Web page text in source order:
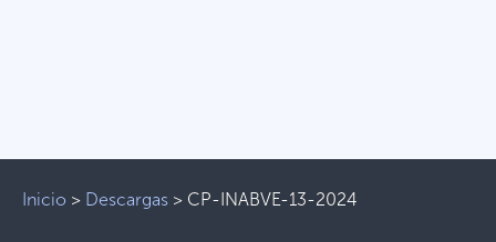
Inicio > Descargas > CP-INABVE-13-2024